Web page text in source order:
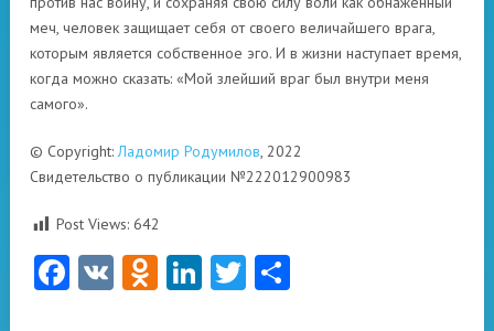
меч, человек защищает себя от своего величайшего врага,
которым является собственное эго. И в жизни наступает время,
когда можно сказать: «Мой злейший враг был внутри меня
самого».
© Copyright:Ладомир Родумилов, 2022
Свидетельство о публикации №222012900983
Post Views: 642
Facebook
VK Odnoklassniki
LinkedIn
Twitter